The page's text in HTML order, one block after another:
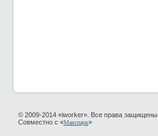
© 2009-2014 «iworker». Все права защищены
Совместно с «Макспарк»